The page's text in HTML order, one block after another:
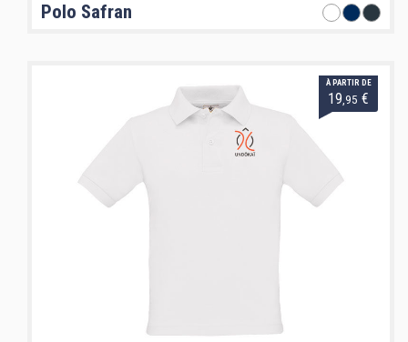
Polo Safran
À PARTIR DE
19 ,95 €